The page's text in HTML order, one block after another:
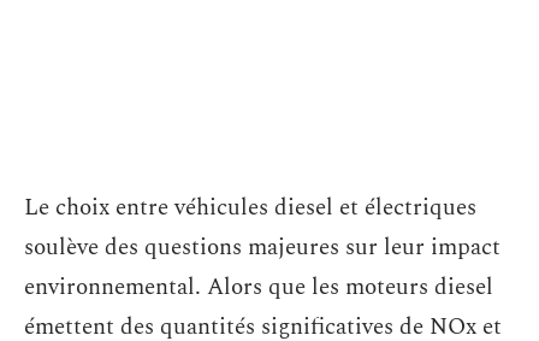
Le choix entre véhicules diesel et électriques
soulève des questions majeures sur leur impact
environnemental. Alors que les moteurs diesel
émettent des quantités significatives de NOx et